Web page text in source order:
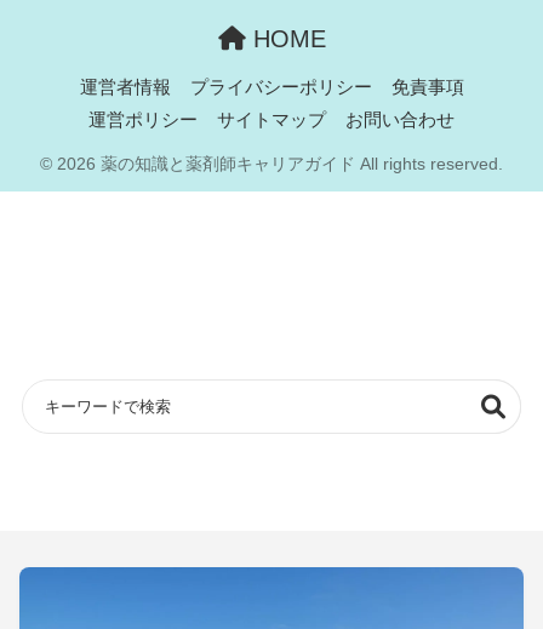
HOME
運営者情報 プライバシーポリシー
免責事項
運営ポリシー
サイトマップ お問い合わせ
© 2026 薬の知識と薬剤師キャリアガイド All rights reserved.